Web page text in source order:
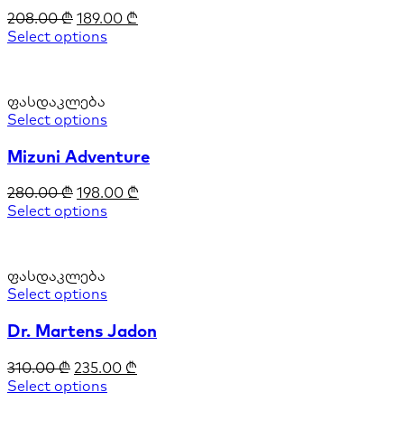
208.00₾ 189.00 ₾
Select options
ფასდაკლება
Select options
Mizuni Adventure
280.00₾ 198.00 ₾
Select options
ფასდაკლება
Select options
Dr. Martens Jadon
310.00₾ 235.00 ₾
Select options